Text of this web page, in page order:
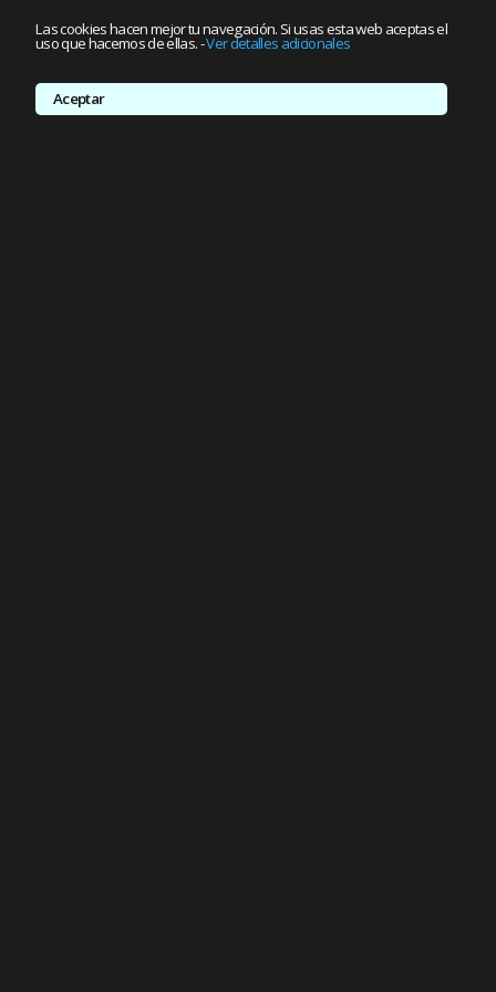
Las cookies hacen mejor tu navegación. Si usas esta web aceptas el
uso que hacemos de ellas.-Ver detalles adicionales
Aceptar